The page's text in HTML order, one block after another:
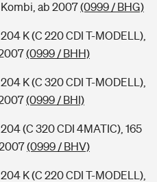
ab 2007(0999 / BHG)
K (C 220 CDI T-MODELL),
(0999 / BHH)
K (C 320 CDI T-MODELL),
(0999 / BHI)
(C 320 CDI 4MATIC), 165
(0999 / BHV)
K (C 220 CDI T-MODELL),